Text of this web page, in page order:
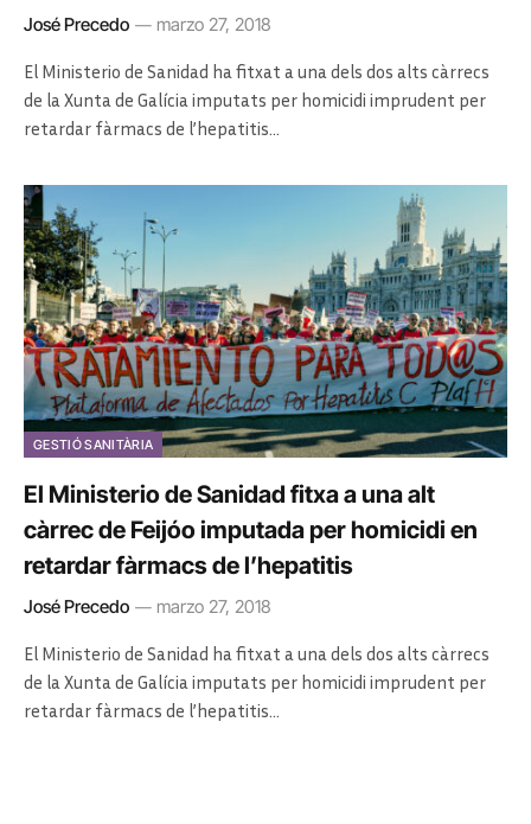
José Precedo marzo 27, 2018
El Ministerio de Sanidad ha fitxat a una dels dos alts càrrecs
de la Xunta de Galícia imputats per homicidi imprudent per
retardar fàrmacs de l’hepatitis…
GESTIÓ SANITÀRIA
El Ministerio de Sanidad fitxa a una alt
càrrec de Feijóo imputada per homicidi en
retardar fàrmacs de l’hepatitis
José Precedo marzo 27, 2018
El Ministerio de Sanidad ha fitxat a una dels dos alts càrrecs
de la Xunta de Galícia imputats per homicidi imprudent per
retardar fàrmacs de l’hepatitis…